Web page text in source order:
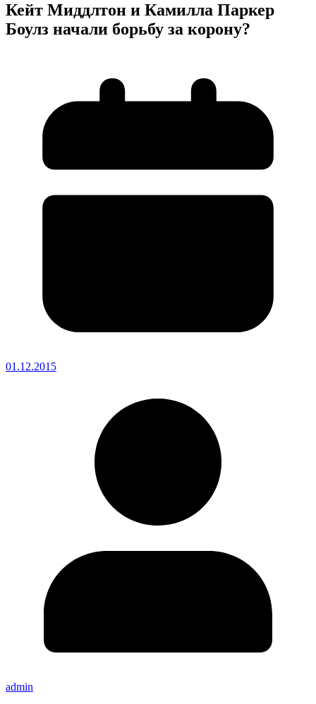
Кейт Миддлтон и Камилла Паркер
Боулз начали борьбу за корону?
01.12.2015
admin